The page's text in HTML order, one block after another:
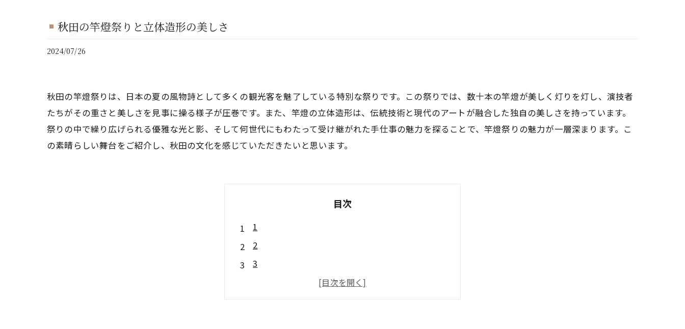
秋田の竿燈祭りと立体造形の美しさ
2024/07/26
秋田の竿燈祭りは、日本の夏の風物詩として多くの観光客を魅了している特別な祭りです。この祭りでは、数十本の竿燈が美しく灯りを灯し、演技者
たちがその重さと美しさを見事に操る様子が圧巻です。また、竿燈の立体造形は、伝統技術と現代のアートが融合した独自の美しさを持っています。
祭りの中で繰り広げられる優雅な光と影、そして何世代にもわたって受け継がれた手仕事の魅力を探ることで、竿燈祭りの魅力が一層深まります。こ
の素晴らしい舞台をご紹介し、秋田の文化を感じていただきたいと思います。
目次
1
2
3